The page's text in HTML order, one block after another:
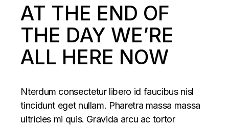
AT THE END OF
THE DAY WE’RE
ALL HERE NOW
Nterdum consectetur libero id faucibus nisl
tincidunt eget nullam. Pharetra massa massa
ultricies mi quis. Gravida arcu ac tortor